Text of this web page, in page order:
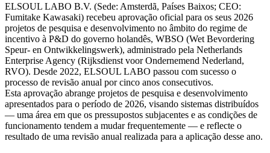
ELSOUL LABO B.V. (Sede: Amsterdã, Países Baixos; CEO:
Fumitake Kawasaki) recebeu aprovação oficial para os seus 2026
projetos de pesquisa e desenvolvimento no âmbito do regime de
incentivo à P&D do governo holandês, WBSO (Wet Bevordering
Speur- en Ontwikkelingswerk), administrado pela Netherlands
Enterprise Agency (Rijksdienst voor Ondernemend Nederland,
RVO). Desde 2022, ELSOUL LABO passou com sucesso o
processo de revisão anual por cinco anos consecutivos.
Esta aprovação abrange projetos de pesquisa e desenvolvimento
apresentados para o período de 2026, visando sistemas distribuídos
— uma área em que os pressupostos subjacentes e as condições de
funcionamento tendem a mudar frequentemente — e reflecte o
resultado de uma revisão anual realizada para a aplicação desse ano.